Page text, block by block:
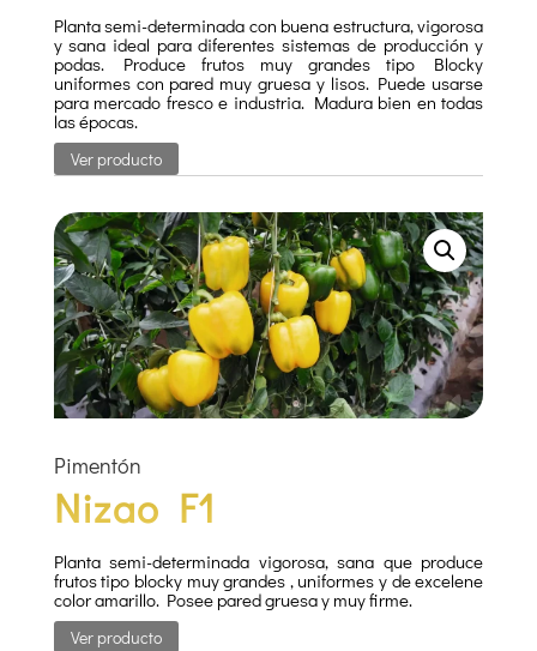
Planta semi-determinada con buena estructura, vigorosa
y sana ideal para diferentes sistemas de producción y
podas. Produce frutos muy grandes tipo Blocky
uniformes con pared muy gruesa y lisos. Puede usarse
para mercado fresco e industria. Madura bien en todas
las épocas.
Ver producto
Pimentón
Nizao F1
Planta semi-determinada vigorosa, sana que produce
frutos tipo blocky muy grandes , uniformes y de excelene
color amarillo. Posee pared gruesa y muy firme.
Ver producto